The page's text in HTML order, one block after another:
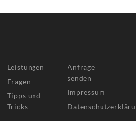
Leistungen
Fragen
Tipps und
Tricks
Anfrage
senden
Impressum